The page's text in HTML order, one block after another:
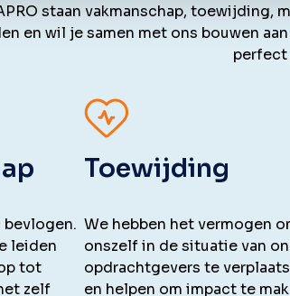
staan vakmanschap, toewijding,
en wil je samen met ons bouwen
perfect
bevlogen.
leiden
tot
zelf
Toewijding
We hebben het vermogen
onszelf in de situatie van
opdrachtgevers te
en helpen om impact te